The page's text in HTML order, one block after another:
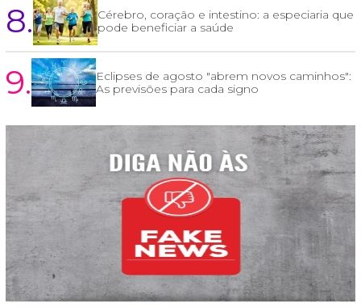
8.
Cérebro, coração e intestino: a especiaria que
pode beneficiar a saúde
9.
Eclipses de agosto "abrem novos caminhos":
As previsões para cada signo